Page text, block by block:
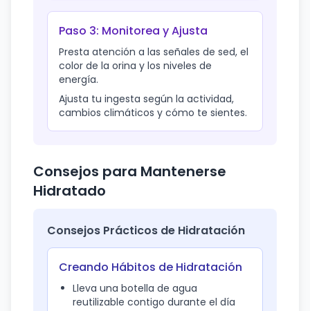
Paso 3: Monitorea y Ajusta
Presta atención a las señales de sed, el
color de la orina y los niveles de
energía.
Ajusta tu ingesta según la actividad,
cambios climáticos y cómo te sientes.
Consejos para Mantenerse
Hidratado
Consejos Prácticos de Hidratación
Creando Hábitos de Hidratación
Lleva una botella de agua
reutilizable contigo durante el día